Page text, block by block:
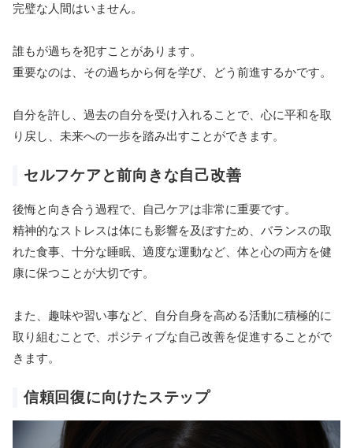
完璧な人間はいません。
誰もが過ちを犯すことがあります。
重要なのは、その過ちから何を学び、どう前進するかです。
自分を許し、過去の自分を受け入れることで、心に平和を取
り戻し、未来への一歩を踏み出すことができます。
セルフケアと前向きな自己改善
後悔と向き合う過程で、自己ケアは非常に重要です。
精神的なストレスは体にも影響を及ぼすため、バランスの取
れた食事、十分な睡眠、適度な運動など、体と心の両方を健
康に保つことが大切です。
また、趣味や習い事など、自分自身を高める活動に積極的に
取り組むことで、ポジティブな自己改善を促進することがで
きます。
信頼回復に向けたステップ